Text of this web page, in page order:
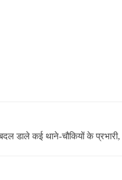
डाले कई थाने-चौकियों के